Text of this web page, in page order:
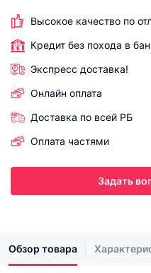
Высокое качество по
Кредит без похода в
Экспресс доставка!
Онлайн оплата
Доставка по всей РБ
Оплата частями
Задать
Обзор товара